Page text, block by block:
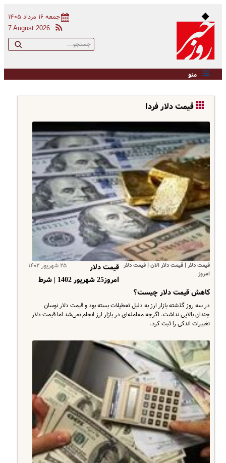
جمعه ۱۶ مرداد ۱۴۰۵
7 August 2026
منو
قیمت دلار فردا
قیمت دلار | قیمت دلار الان | قیمت دلار
امروز
۲۵ شهریور ۱۴۰۲
قیمت دلار
امروز25 شهریور 1402 | شرط
کاهش قیمت دلار چیست؟
در سه روز گذشته بازار ارز به دلیل تعطیلات بسته بود و قیمت دلار نوسان
چندان بالایی نداشت. اگرچه معامله‌ای در بازار ارز انجام نمی‌شد اما قیمت دلار
تغییرات اندکی را ثبت کرد.